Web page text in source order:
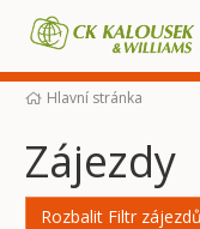
Hlavní stránka
Zájezdy
Rozbalit Filtr zájezdů